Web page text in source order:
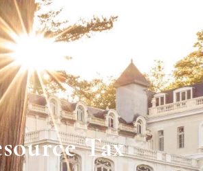
Tax